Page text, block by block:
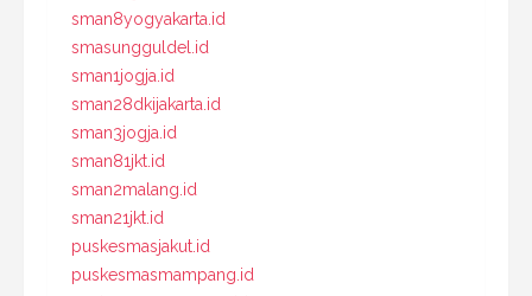
sman8yogyakarta.id
smasungguldel.id
sman1jogja.id
sman28dkijakarta.id
sman3jogja.id
sman81jkt.id
sman2malang.id
sman21jkt.id
puskesmasjakut.id
puskesmasmampang.id